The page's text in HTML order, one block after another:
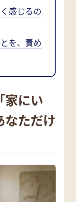
感じるの
を、責め
家にい
なただけ